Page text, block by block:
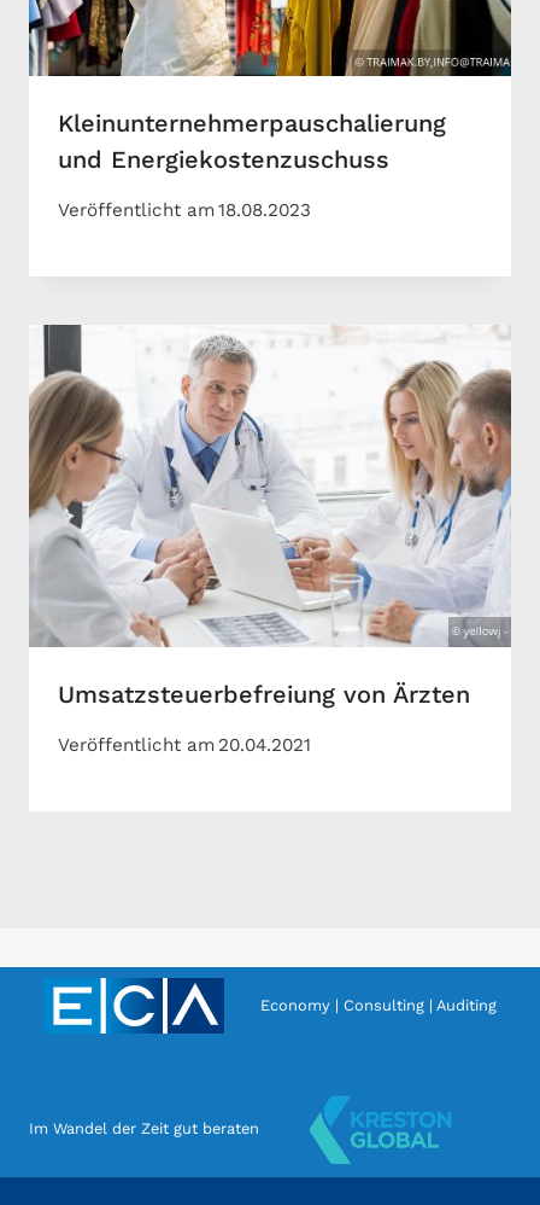
Kleinunternehmerpauschalierung
und Energiekostenzuschuss
Veröffentlicht am18.08.2023
Umsatzsteuerbefreiung von Ärzten
Veröffentlicht am 20.04.2021
Economy | Consulting | Auditing
Im Wandel der Zeit gut beraten